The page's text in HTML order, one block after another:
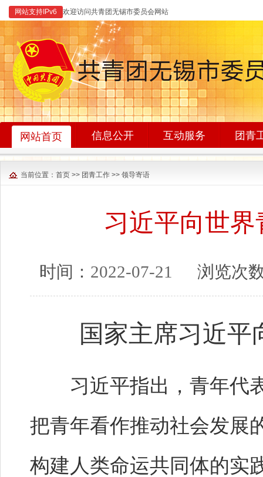
网站支持IPv6 欢迎访问共青团无锡市委员会网站
网站首页 信息公开 互动服务 团青
当前位置： 首页 >> 团青工作 >> 领导寄语
习近平向世
时间： 2022-07-21 浏览次
国家主席习近
习近平指出，青年代表
把青年看作推动社会发展
构建人类命运共同体的实